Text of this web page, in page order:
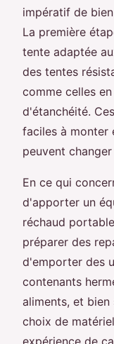
impératif de
La première
tente adaptée
des tentes
comme celles
d'étanchéité.
faciles à monter
peuvent
En ce qui
d'apporter un
réchaud
préparer des
d'emporter des
contenants
aliments, et
choix de
expérience de